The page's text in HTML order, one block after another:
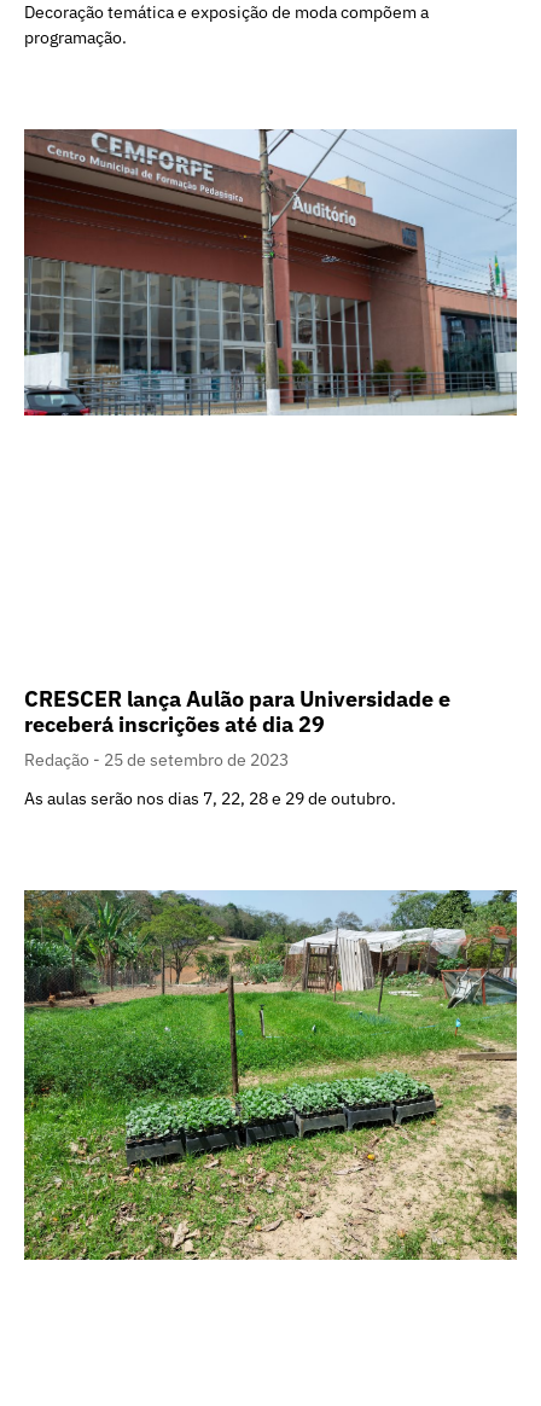
Decoração temática e exposição de moda compõem a
programação.
CRESCER lança Aulão para Universidade e
receberá inscrições até dia 29
Redação
25 de setembro de 2023
As aulas serão nos dias 7, 22, 28 e 29 de outubro.